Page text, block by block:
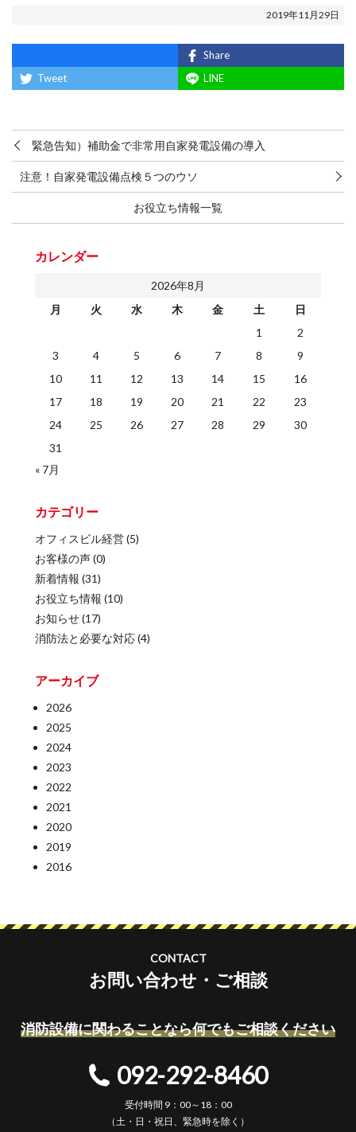
2019年11月29日
Share
Tweet
LINE
緊急告知）補助金で非常用自家発電設備の導入
注意！自家発電設備点検５つのウソ
お役立ち情報一覧
カレンダー
2026年8月
月
火 水 木 金 土
日
1
2
3
4 5 6 7 8
9
10
11 12 13 14 15
16
17
18 19 20 21 22
23
24
25 26 27 28 29
30
31
« 7月
カテゴリー
オフィスビル経営(5)
お客様の声(0)
新着情報 (31)
お役立ち情報 (10)
お知らせ(17)
消防法と必要な対応(4)
アーカイブ
2026
2025
2024
2023
2022
2021
2020
2019
2016
CONTACT
お問い合わせ・ご相談
消防設備に関わることなら何でもご相談ください
092-292-8460
受付時間 9：00～18：00
（土・日・祝日、緊急時を除く）